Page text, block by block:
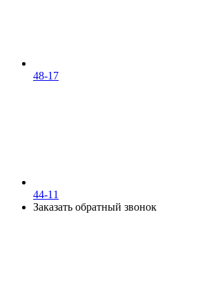
48-17
44-11
Заказать обратный звонок